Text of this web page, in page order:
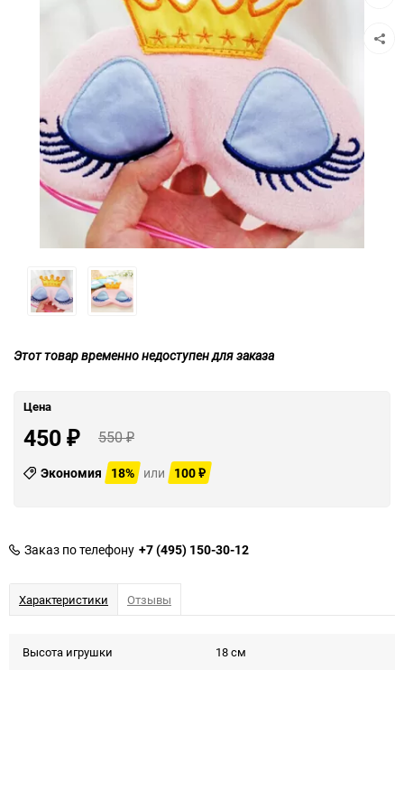
Этот товар временно недоступен для заказа
Цена
450 ₽ 550₽
Экономия 18% или 100 ₽
Заказ по телефону +7 (495) 150-30-12
Характеристики Отзывы
Высота игрушки 18 см